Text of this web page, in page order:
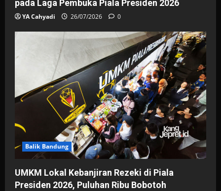
pada Laga Pembuka Piala Presiden 2026
YA Cahyadi 26/07/2026 0
Balik Bandung
UMKM Lokal Kebanjiran Rezeki di Piala
Presiden 2026, Puluhan Ribu Bobotoh